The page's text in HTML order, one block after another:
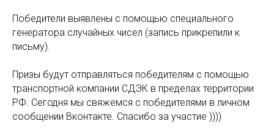
Победители выявлены с помощью специального
генератора случайных чисел (запись прикрепили к
письму).
Призы будут отправляться победителям с помощью
транспортной компании СДЭК в пределах территории
РФ. Сегодня мы свяжемся с победителями в личном
сообщении Вконтакте. Спасибо за участие ))))